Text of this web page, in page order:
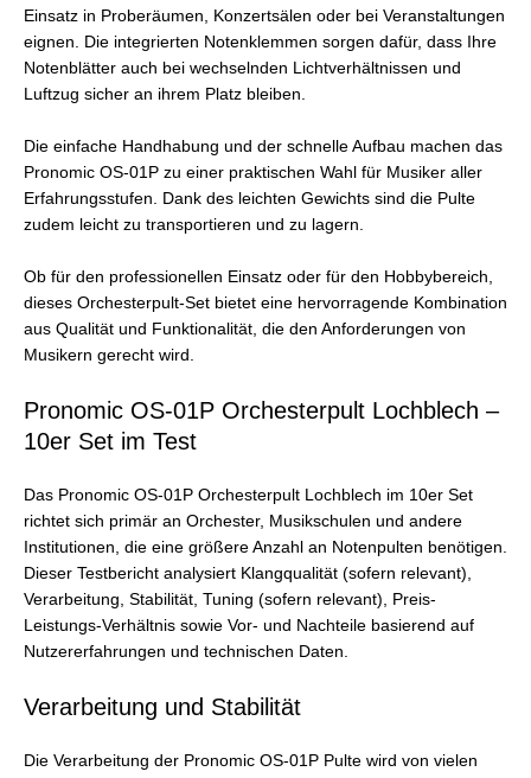
Einsatz in Proberäumen, Konzertsälen oder bei Veranstaltungen
eignen. Die integrierten Notenklemmen sorgen dafür, dass Ihre
Notenblätter auch bei wechselnden Lichtverhältnissen und
Luftzug sicher an ihrem Platz bleiben.
Die einfache Handhabung und der schnelle Aufbau machen das
Pronomic OS-01P zu einer praktischen Wahl für Musiker aller
Erfahrungsstufen. Dank des leichten Gewichts sind die Pulte
zudem leicht zu transportieren und zu lagern.
Ob für den professionellen Einsatz oder für den Hobbybereich,
dieses Orchesterpult-Set bietet eine hervorragende Kombination
aus Qualität und Funktionalität, die den Anforderungen von
Musikern gerecht wird.
Pronomic OS-01P Orchesterpult Lochblech –
10er Set im Test
Das Pronomic OS-01P Orchesterpult Lochblech im 10er Set
richtet sich primär an Orchester, Musikschulen und andere
Institutionen, die eine größere Anzahl an Notenpulten benötigen.
Dieser Testbericht analysiert Klangqualität (sofern relevant),
Verarbeitung, Stabilität, Tuning (sofern relevant), Preis-
Leistungs-Verhältnis sowie Vor- und Nachteile basierend auf
Nutzererfahrungen und technischen Daten.
Verarbeitung und Stabilität
Die Verarbeitung der Pronomic OS-01P Pulte wird von vielen